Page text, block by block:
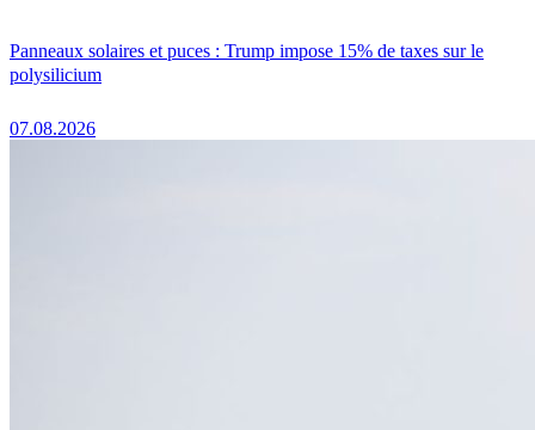
Panneaux solaires et puces : Trump impose 15% de taxes sur le
polysilicium
07.08.2026